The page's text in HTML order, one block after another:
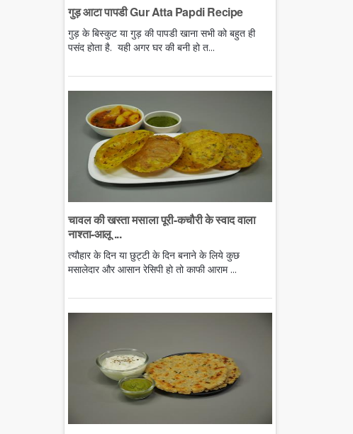
गुड़ आटा पापडी Gur Atta Papdi Recipe
गुड़ के बिस्कुट या गुड़ की पापडी खाना सभी को बहुत ही
पसंद होता है. यही अगर घर की बनी हो त...
चावल की खस्ता मसाला पूरी-कचौरी के स्वाद वाला
नाश्ता-आलू ...
त्यौहार के दिन या छुट्टी के दिन बनाने के लिये कुछ
मसालेदार और आसान रेसिपी हो तो काफी आराम ...